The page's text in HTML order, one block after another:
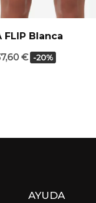
FLIP Blanca
€ -20%
AYUDA